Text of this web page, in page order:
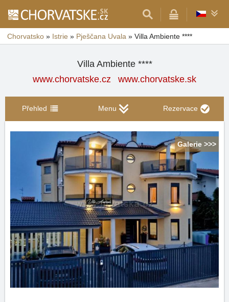
Chorvatsko » Istrie » Pješčana Uvala » Villa Ambiente ****
Villa Ambiente ****
www.chorvatske.cz
www.chorvatske.sk
Přehled Menu Rezervace
Galerie >>>